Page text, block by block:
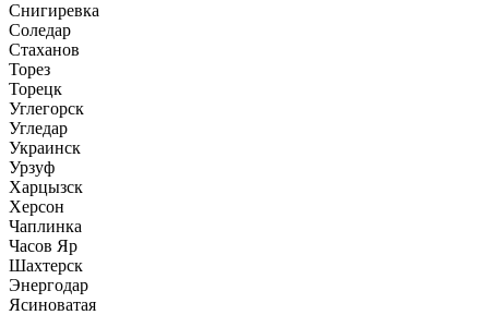
Снигиревка
Соледар
Стаханов
Торез
Торецк
Углегорск
Угледар
Украинск
Урзуф
Харцызск
Херсон
Чаплинка
Часов Яр
Шахтерск
Энергодар
Ясиноватая